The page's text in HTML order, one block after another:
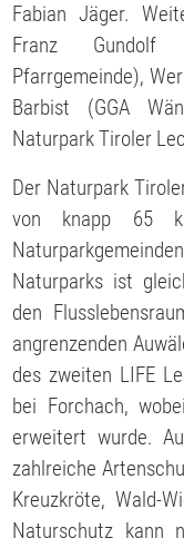
Fabian Jäger.
Franz Gundolf
Pfarrgemeinde),
Barbist (GGA
Naturpark Tiroler
Der Naturpark
von knapp 65
Naturparks ist
den
angrenzenden
des zweiten LIFE
bei Forchach,
erweitert wurde.
zahlreiche
Kreuzkröte, Wald-
Naturschutz kann